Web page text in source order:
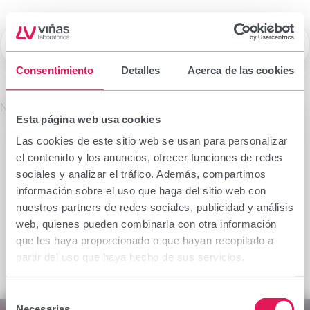
Consentimiento Detalles Acerca de las cookies
Esta página web usa cookies
Las cookies de este sitio web se usan para personalizar
el contenido y los anuncios, ofrecer funciones de redes
sociales y analizar el tráfico. Además, compartimos
información sobre el uso que haga del sitio web con
nuestros partners de redes sociales, publicidad y análisis
web, quienes pueden combinarla con otra información
que les haya proporcionado o que hayan recopilado a
partir del uso que haya hecho de sus servicios.
Laboratorios Viñas
No se encontró el producto solicitado.
Important notice
The information contained in this section is
intended only for the health professional authorised
to prescribe or dispense medicinal products for
which specialised training is required for proper
interpretation. If you do not belong to this group,
please refrain from continuing.
I declare I am a health professional with prescribing
or dispensing capacity in Spain.